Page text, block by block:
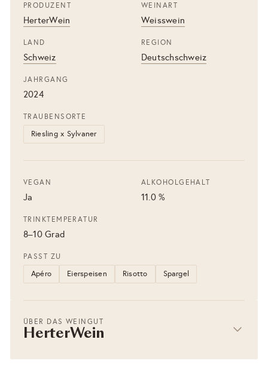
PRODUZENT
HerterWein
WEINART
Weisswein
LAND
Schweiz
REGION
Deutschschweiz
JAHRGANG
2024
TRAUBENSORTE
Riesling x Sylvaner
VEGAN
Ja
ALKOHOLGEHALT
11.0 %
TRINKTEMPERATUR
8–10 Grad
PASST ZU
Apéro Eierspeisen Risotto Spargel
ÜBER DAS WEINGUT
HerterWein